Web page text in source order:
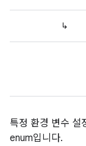
↳
특정 환경 변수 설
enum입니다.